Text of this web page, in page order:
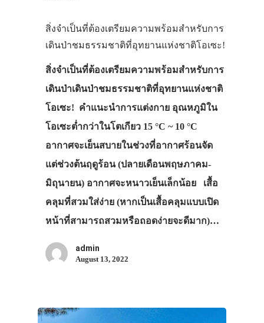
สิ่งจำเป็นที่ต้องเตรียมความพร้อมสำหรับการ
เดินป่าชมธรรมชาติที่อุทยานแห่งชาติโอเซะ!
สิ่งจำเป็นที่ต้องเตรียมความพร้อมสำหรับการ
เดินป่าเดินป่าชมธรรมชาติที่อุทยานแห่งชาติ
โอเซะ! คำแนะนำการแต่งกาย อุณหภูมิใน
โอเซะต่ำกว่าในโตเกียว 15 °C ~ 10 °C
อากาศจะเย็นสบายในช่วงที่อากาศร้อนจัด
แต่ช่วงต้นฤดูร้อน (ปลายเดือนพฤษภาคม-
มิถุนายน) อากาศจะหนาวเย็นเล็กน้อย เสื้อ
คลุมที่สวมใส่ง่าย (หากเป็นเสื้อคลุมแบบเปิด
หน้าที่สามารถสวมหรือถอดง่ายจะดีมาก)…
admin
August 13, 2022